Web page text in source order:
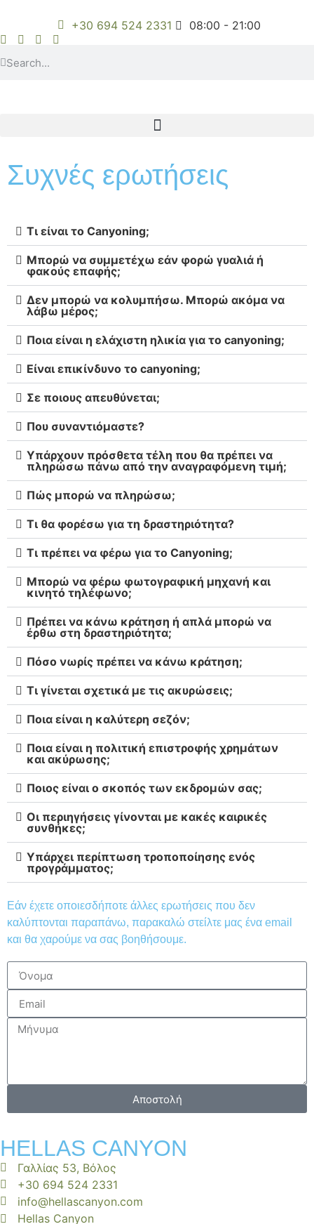
+30 694 524 2331 08:00 - 21:00
Συχνές ερωτήσεις
Τι είναι το Canyoning;
Μπορώ να συμμετέχω εάν φορώ γυαλιά ή
φακούς επαφής;
Δεν μπορώ να κολυμπήσω. Μπορώ ακόμα να
λάβω μέρος;
Ποια είναι η ελάχιστη ηλικία για το canyoning;
Είναι επικίνδυνο το canyoning;
Σε ποιους απευθύνεται;
Που συναντιόμαστε?
Υπάρχουν πρόσθετα τέλη που θα πρέπει να
πληρώσω πάνω από την αναγραφόμενη τιμή;
Πώς μπορώ να πληρώσω;
Τι θα φορέσω για τη δραστηριότητα?
Τι πρέπει να φέρω για το Canyoning;
Μπορώ να φέρω φωτογραφική μηχανή και
κινητό τηλέφωνο;
Πρέπει να κάνω κράτηση ή απλά μπορώ να
έρθω στη δραστηριότητα;
Πόσο νωρίς πρέπει να κάνω κράτηση;
Τι γίνεται σχετικά με τις ακυρώσεις;
Ποια είναι η καλύτερη σεζόν;
Ποια είναι η πολιτική επιστροφής χρημάτων
και ακύρωσης;
Ποιος είναι ο σκοπός των εκδρομών σας;
Οι περιηγήσεις γίνονται με κακές καιρικές
συνθήκες;
Υπάρχει περίπτωση τροποποίησης ενός
προγράμματος;
Εάν έχετε οποιεσδήποτε άλλες ερωτήσεις που δεν
καλύπτονται παραπάνω, παρακαλώ στείλτε μας ένα email
και θα χαρούμε να σας βοηθήσουμε.
Αποστολή
HELLAS CANYON
Γαλλίας 53, Βόλος
+30 694 524 2331
info@hellascanyon.com
Hellas Canyon